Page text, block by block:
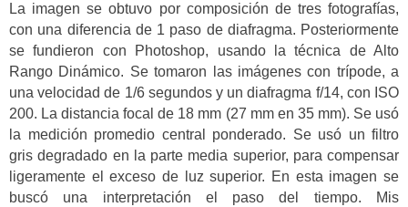
La imagen se obtuvo por composición de tres fotografías,
con una diferencia de 1 paso de diafragma. Posteriormente
se fundieron con Photoshop, usando la técnica de Alto
Rango Dinámico. Se tomaron las imágenes con trípode, a
una velocidad de 1/6 segundos y un diafragma f/14, con ISO
200. La distancia focal de 18 mm (27 mm en 35 mm). Se usó
la medición promedio central ponderado. Se usó un filtro
gris degradado en la parte media superior, para compensar
ligeramente el exceso de luz superior. En esta imagen se
buscó una interpretación el paso del tiempo. Mis